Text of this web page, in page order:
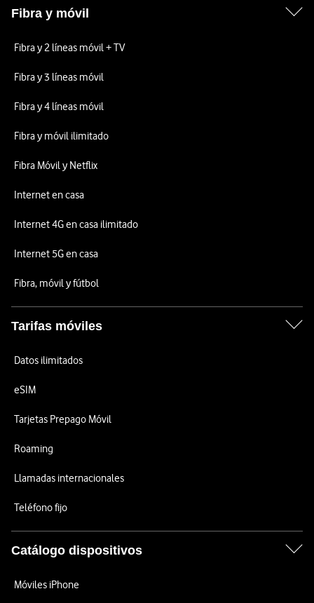
Fibra y móvil
Fibra y 2 líneas móvil + TV
Fibra y 3 líneas móvil
Fibra y 4 líneas móvil
Fibra y móvil ilimitado
Fibra Móvil y Netflix
Internet en casa
Internet 4G en casa ilimitado
Internet 5G en casa
Fibra, móvil y fútbol
Tarifas móviles
Datos ilimitados
eSIM
Tarjetas Prepago Móvil
Roaming
Llamadas internacionales
Teléfono fijo
Catálogo dispositivos
Móviles iPhone